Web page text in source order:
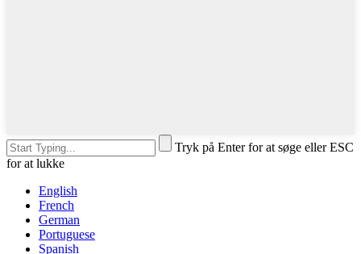
Tryk på Enter for at søge eller ESC
for at lukke
English
French
German
Portuguese
Spanish